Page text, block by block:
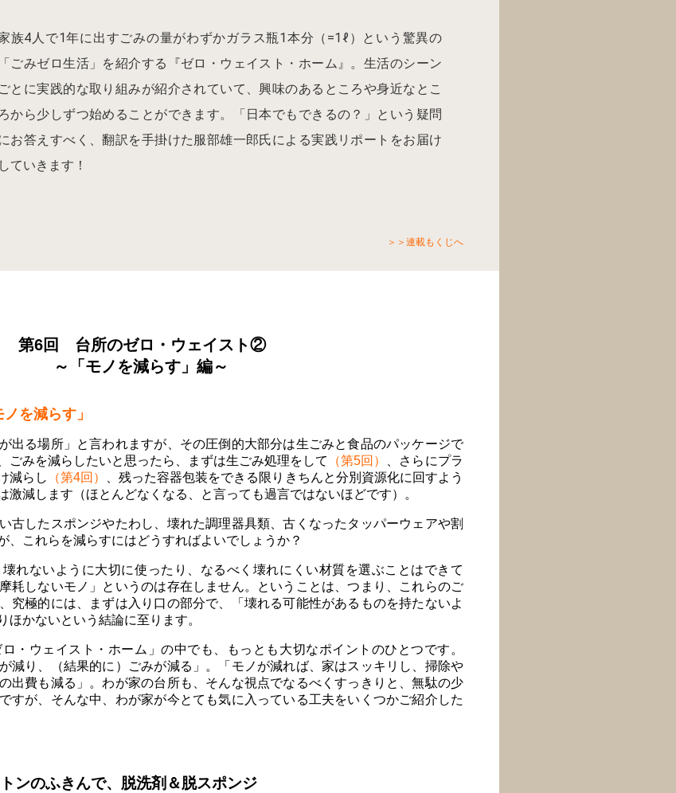
族4人で1年に出すごみの量がわずかガラス瓶1本分（=1ℓ）という驚異の
「ごみゼロ生活」を紹介する『ゼロ・ウェイスト・ホーム』。生活のシーン
ごとに実践的な取り組みが紹介されていて、興味のあるところや身近なとこ
から少しずつ始めることができます。「日本でもできるの？」という疑問
お答えすべく、翻訳を手掛けた服部雄一郎氏による実践リポートをお届け
していきます！
＞＞連載もくじへ
第6回 台所のゼロ・ウェイスト②
～「モノを減らす」編～
を減らす」
出る場所」と言われますが、その圧倒的大部分は生ごみと食品のパッケージで
みを減らしたいと思ったら、まずは生ごみ処理をして
（第5回）
、さらにプラ
減らし
（第4回）
、残った容器包装をできる限りきちんと分別資源化に回すよう
激減します（ほとんどなくなる、と言っても過言ではないほどです）。
古したスポンジやたわし、壊れた調理器具類、古くなったタッパーウェアや割
、これらを減らすにはどうすればよいでしょうか？
れないように大切に使ったり、なるべく壊れにくい材質を選ぶことはできて
耗しないモノ」というのは存在しません。ということは、つまり、これらのご
究極的には、まずは入り口の部分で、「壊れる可能性があるものを持たないよ
ほかないという結論に至ります。
・ウェイスト・ホーム」の中でも、もっとも大切なポイントのひとつです。
減り、（結果的に）ごみが減る」。「モノが減れば、家はスッキリし、掃除や
出費も減る」。わが家の台所も、そんな視点でなるべくすっきりと、無駄の少
すが、そんな中、わが家が今とても気に入っている工夫をいくつかご紹介した
ンのふきんで、脱洗剤＆脱スポンジ